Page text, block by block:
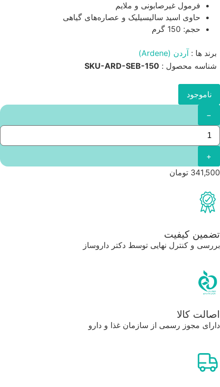
فرمول غیرصابونی و ملایم
حاوی اسید سالیسیلیک و عصاره‌های گیاهی
حجم: 150 گرم
برند ها : آردن (Ardene)
شناسه محصول : SKU-ARD-SEB-150
ناموجود
−
+
341,500 تومان
تضمین کیفیت
بررسی و کنترل نهایی توسط دکتر داروساز
اصالت کالا
دارای مجوز رسمی از سازمان غذا و دارو